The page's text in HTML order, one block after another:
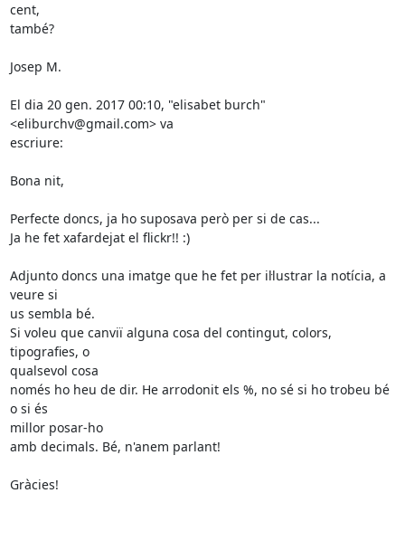
cent,
també?
Josep M.
El dia 20 gen. 2017 00:10, "elisabet burch"
<eliburchv@gmail.com> va
escriure:
Bona nit,
Perfecte doncs, ja ho suposava però per si de cas...
Ja he fet xafardejat el flickr!! :)
Adjunto doncs una imatge que he fet per il·lustrar la notícia, a
veure si
us sembla bé.
Si voleu que canviï alguna cosa del contingut, colors,
tipografies, o
qualsevol cosa
només ho heu de dir. He arrodonit els %, no sé si ho trobeu bé
o si és
millor posar-ho
amb decimals. Bé, n'anem parlant!
Gràcies!